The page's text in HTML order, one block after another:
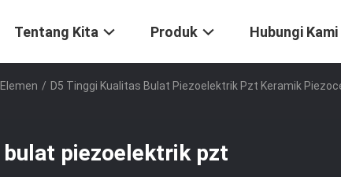
Tentang Kita Produk Hubungi Kami
/ D5 Tinggi Kualitas Bulat Piezoelektrik Pzt Keramik
piezoelektrik pzt